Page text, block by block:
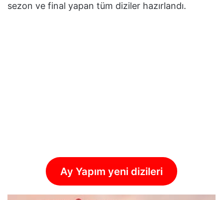
sezon ve final yapan tüm diziler hazırlandı.
Ay Yapım yeni dizileri